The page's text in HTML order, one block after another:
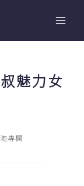
魅力女
專欄